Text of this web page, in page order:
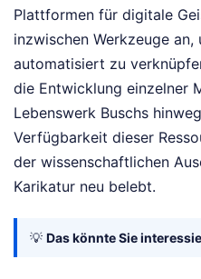
Plattformen für digitale
inzwischen Werkzeuge
automatisiert zu
die Entwicklung einzelner
Lebenswerk Buschs
Verfügbarkeit dieser
der wissenschaftlichen
Karikatur neu belebt.
💡 Das könnte Sie